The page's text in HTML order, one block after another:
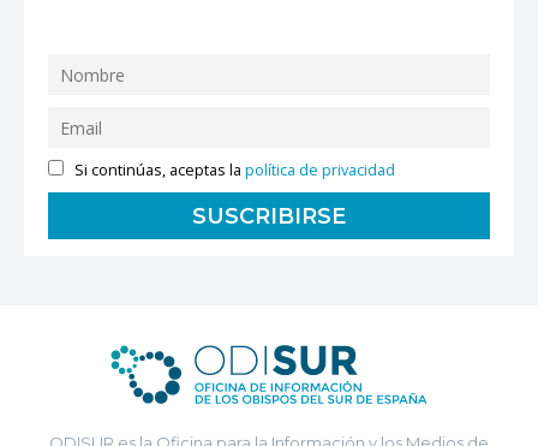
Si continúas, aceptas lapolítica de privacidad
ODISUR es la Oficina para la Información y los Medios de